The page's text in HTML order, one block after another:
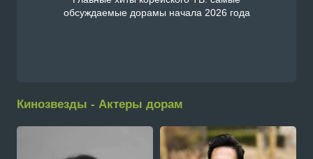
обсуждаемые дорамы начала 2026 года
Кинозвезды - Актеры дорам